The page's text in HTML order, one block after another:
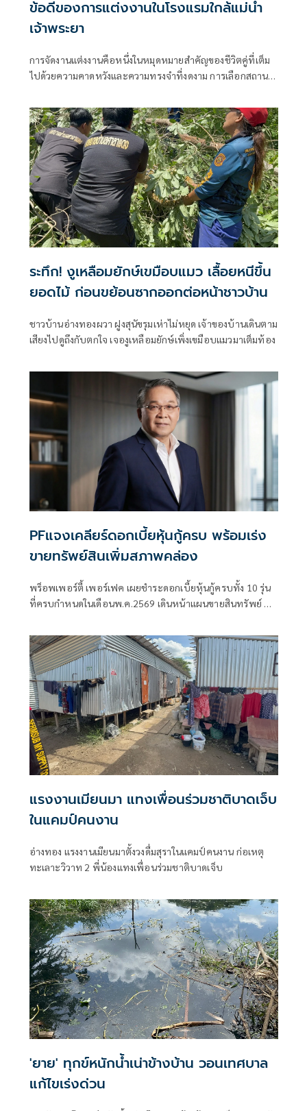
ข้อดีของการแต่งงานในโรงแรมใกล้แม่น้ำ
เจ้าพระยา
การจัดงานแต่งงานคือหนึ่งในหมุดหมายสำคัญของชีวิตคู่ที่เต็ม
ไปด้วยความคาดหวังและความทรงจำที่งดงาม การเลือกสถานที่
บรรยากาศของสถานที่คือตัวกำหนดอารมณ์และ
ระทึก! งูเหลือมยักษ์เขมือบแมว เลื้อยหนีขึ้น
ยอดไม้ ก่อนขย้อนซากออกต่อหน้าชาวบ้าน
ชาวบ้านอ่างทองผวา ฝูงสุนัขรุมเห่าไม่หยุด เจ้าของบ้านเดินตาม
เสียงไปดูถึงกับตกใจ เจองูเหลือมยักษ์เพิ่งเขมือบแมวมาเต็มท้อง
PFแจงเคลียร์ดอกเบี้ยหุ้นกู้ครบ พร้อมเร่ง
ขายทรัพย์สินเพิ่มสภาพคล่อง
พร็อพเพอร์ตี้ เพอร์เฟค เผยชำระดอกเบี้ยหุ้นกู้ครบทั้ง 10 รุ่น
ที่ครบกำหนดในเดือนพ.ค.2569 เดินหน้าแผนขายสินทรัพย์ ทั้ง
ขนาดองค์กร ครึ่งปีหลังลุยปรับกลยุทธ์กระตุ้นยอดขาย
แรงงานเมียนมา แทงเพื่อนร่วมชาติบาดเจ็บ
ในแคมป์คนงาน
อ่างทอง แรงงานเมียนมาตั้งวงดื่มสุราในแคมป์คนงาน ก่อเหตุ
ทะเลาะวิวาท 2 พี่น้องแทงเพื่อนร่วมชาติบาดเจ็บ
'ยาย' ทุกข์หนักน้ำเน่าข้างบ้าน วอนเทศบาล
แก้ไขเร่งด่วน